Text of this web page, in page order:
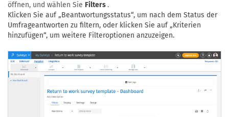
öffnen, und wählen Sie Filters.
Klicken Sie auf „Beantwortungsstatus“, um nach dem Status der
Umfrageantworten zu filtern, oder klicken Sie auf „Kriterien
hinzufügen“, um weitere Filteroptionen anzuzeigen.